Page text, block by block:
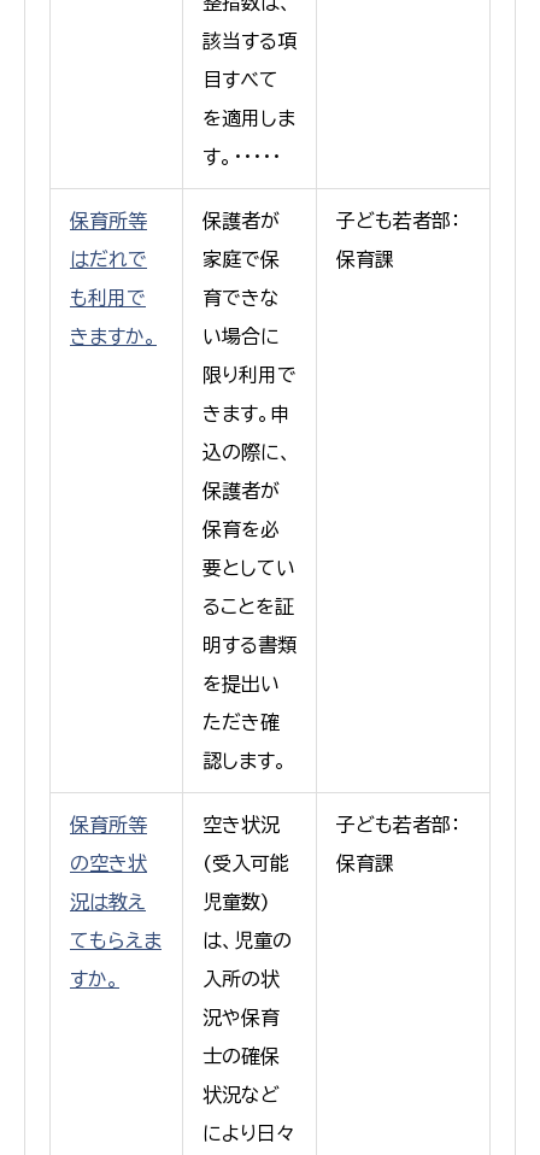
該当する項
目すべて
を適用しま
す。・・・・・
保育所等
はだれで
も利用で
きますか。
保護者が
家庭で保
育できな
い場合に
限り利用で
きます。申
込の際に、
保護者が
保育を必
要としてい
ることを証
明する書類
を提出い
ただき確
認します。
子ども若者部：
保育課
保育所等
の空き状
況は教え
てもらえま
すか。
空き状況
(受入可能
児童数)
は、児童の
入所の状
況や保育
士の確保
状況など
により日々
子ども若者部：
保育課